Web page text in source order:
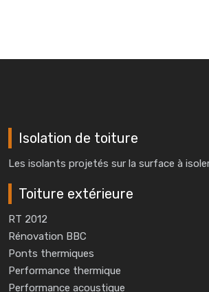
Isolation de toiture
Les isolants projetés sur la surface à
Toiture extérieure
RT 2012
Rénovation BBC
Ponts thermiques
Performance thermique
Performance acoustique